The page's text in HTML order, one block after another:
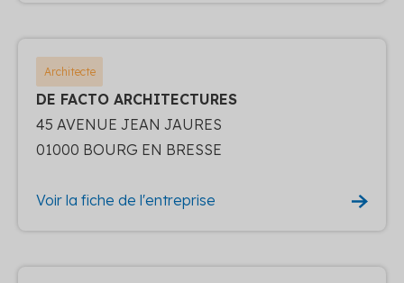
Architecte
DE FACTO ARCHITECTURES
45 AVENUE JEAN JAURES
01000 BOURG EN BRESSE
Voir la fiche de l'entreprise